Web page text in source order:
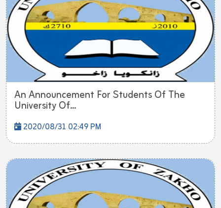
An Announcement For Students Of The
University Of...
2020/08/31 02:49 PM